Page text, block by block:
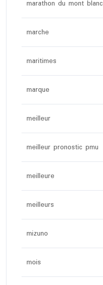
marathon du mont blanc
marche
maritimes
marque
meilleur
meilleur pronostic pmu
meilleure
meilleurs
mizuno
mois